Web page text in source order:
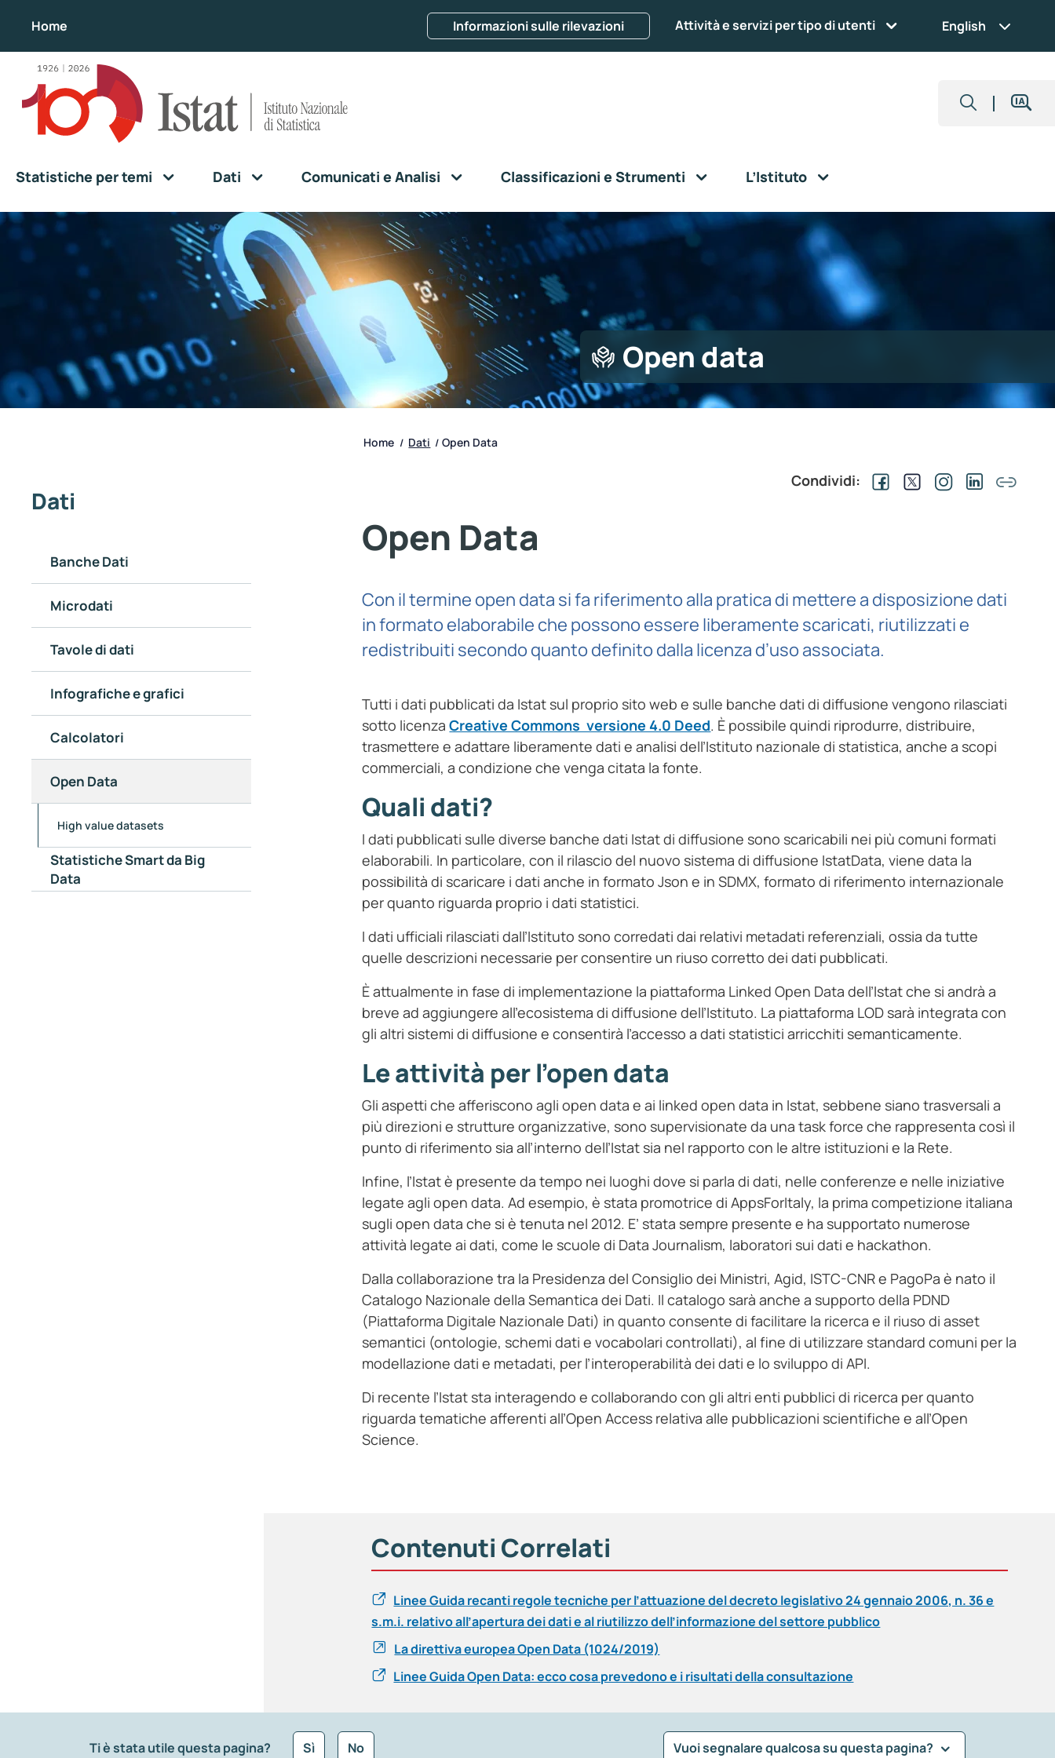
Home Informazioni sulle rilevazioni Attività e servizi per tipo di utenti English
Statistiche per temi Dati Comunicati e Analisi Classificazioni e Strumenti L’Istituto
Open data
Dati
Banche Dati
Microdati
Tavole di dati
Infografiche e grafici
Calcolatori
Open Data
High value datasets
Statistiche Smart da Big
Data
Home / Dati / Open Data
Condividi:
Open Data
Con il termine open data si fa riferimento alla pratica di mettere a disposizione dati
in formato elaborabile che possono essere liberamente scaricati, riutilizzati e
redistribuiti secondo quanto definito dalla licenza d’uso associata.
Tutti i dati pubblicati da Istat sul proprio sito web e sulle banche dati di diffusione vengono rilasciati
sotto licenzaCreative Commons versione 4.0 Deed. È possibile quindi riprodurre, distribuire,
trasmettere e adattare liberamente dati e analisi dell’Istituto nazionale di statistica, anche a scopi
commerciali, a condizione che venga citata la fonte.
Quali dati?
I dati pubblicati sulle diverse banche dati Istat di diffusione sono scaricabili nei più comuni formati
elaborabili. In particolare, con il rilascio del nuovo sistema di diffusione IstatData, viene data la
possibilità di scaricare i dati anche in formato Json e in SDMX, formato di riferimento internazionale
per quanto riguarda proprio i dati statistici.
I dati ufficiali rilasciati dall’Istituto sono corredati dai relativi metadati referenziali, ossia da tutte
quelle descrizioni necessarie per consentire un riuso corretto dei dati pubblicati.
È attualmente in fase di implementazione la piattaforma Linked Open Data dell’Istat che si andrà a
breve ad aggiungere all’ecosistema di diffusione dell’Istituto. La piattaforma LOD sarà integrata con
gli altri sistemi di diffusione e consentirà l’accesso a dati statistici arricchiti semanticamente.
Le attività per l’open data
Gli aspetti che afferiscono agli open data e ai linked open data in Istat, sebbene siano trasversali a
più direzioni e strutture organizzative, sono supervisionate da una task force che rappresenta così il
punto di riferimento sia all’interno dell’Istat sia nel rapporto con le altre istituzioni e la Rete.
Infine, l’Istat è presente da tempo nei luoghi dove si parla di dati, nelle conferenze e nelle iniziative
legate agli open data. Ad esempio, è stata promotrice di AppsForItaly, la prima competizione italiana
sugli open data che si è tenuta nel 2012. E’ stata sempre presente e ha supportato numerose
attività legate ai dati, come le scuole di Data Journalism, laboratori sui dati e hackathon.
Dalla collaborazione tra la Presidenza del Consiglio dei Ministri, Agid, ISTC-CNR e PagoPa è nato il
Catalogo Nazionale della Semantica dei Dati. Il catalogo sarà anche a supporto della PDND
(Piattaforma Digitale Nazionale Dati) in quanto consente di facilitare la ricerca e il riuso di asset
semantici (ontologie, schemi dati e vocabolari controllati), al fine di utilizzare standard comuni per la
modellazione dati e metadati, per l’interoperabilità dei dati e lo sviluppo di API.
Di recente l’Istat sta interagendo e collaborando con gli altri enti pubblici di ricerca per quanto
riguarda tematiche afferenti all’Open Access relativa alle pubblicazioni scientifiche e all’Open
Science.
Contenuti Correlati
Linee Guida recanti regole tecniche per l’attuazione del decreto legislativo 24 gennaio 2006, n. 36 e
s.m.i. relativo all’apertura dei dati e al riutilizzo dell’informazione del settore pubblico
La direttiva europea Open Data (1024/2019)
Linee Guida Open Data: ecco cosa prevedono e i risultati della consultazione
Ti è stata utile questa pagina? Sì No Vuoi segnalare qualcosa su questa pagina?